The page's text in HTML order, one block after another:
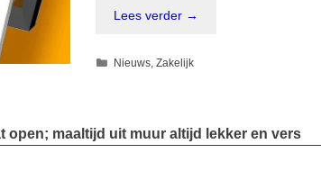
Lees verder →
Categorieën
Nieuws ,Zakelijk
open; maaltijd uit muur altijd lekker en vers